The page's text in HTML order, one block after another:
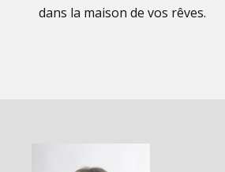
dans la maison de vos rêves.